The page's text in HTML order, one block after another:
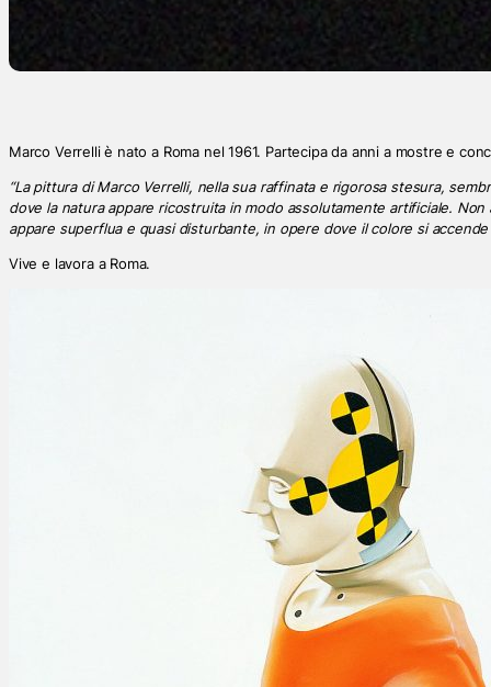
Marco Verrelli è nato a Roma nel 1961. Partecipa da anni a mostre e
“La pittura di Marco Verrelli, nella sua raffinata e rigorosa stesura,
dove la natura appare ricostruita in modo assolutamente artificiale.
appare superflua e quasi disturbante, in opere dove il colore si
Vive e lavora a Roma.